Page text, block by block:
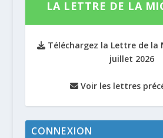
LA LETTRE DE LA
Téléchargez la Lettre de la
juillet 2026
Voir les lettres
CONNEXION